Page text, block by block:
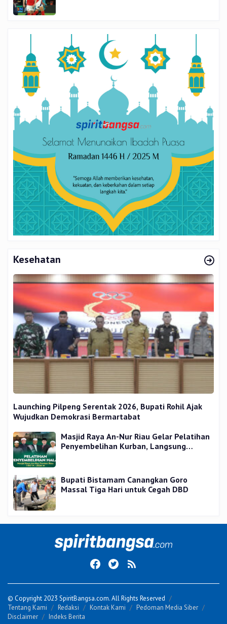
Kesehatan
Launching Pilpeng Serentak 2026, Bupati Rohil Ajak
Wujudkan Demokrasi Bermartabat
Masjid Raya An-Nur Riau Gelar Pelatihan
Penyembelihan Kurban, Langsung
Bupati Bistamam Canangkan Goro
Massal Tiga Hari untuk Cegah DBD
© Copyright 2023 SpiritBangsa.com. All Rights Reserved
Tentang Kami
Redaksi Kontak Kami
Pedoman Media Siber
Disclaimer
Indeks Berita